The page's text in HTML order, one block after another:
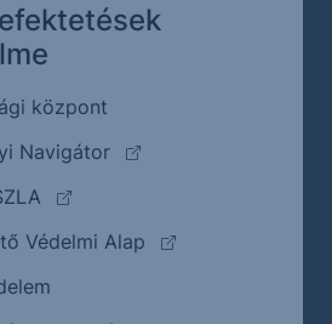
központ
Navigátor
(külső oldalra ugrik)
(külső oldalra ugrik)
Védelmi Alap
(külső oldalra